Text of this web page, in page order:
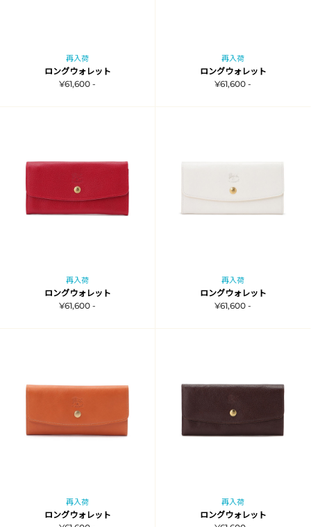
再入荷
ロングウォレット
¥61,600 -
再入荷
ロングウォレット
¥61,600 -
再入荷
ロングウォレット
¥61,600 -
再入荷
ロングウォレット
¥61,600 -
再入荷
ロングウォレット
再入荷
ロングウォレット